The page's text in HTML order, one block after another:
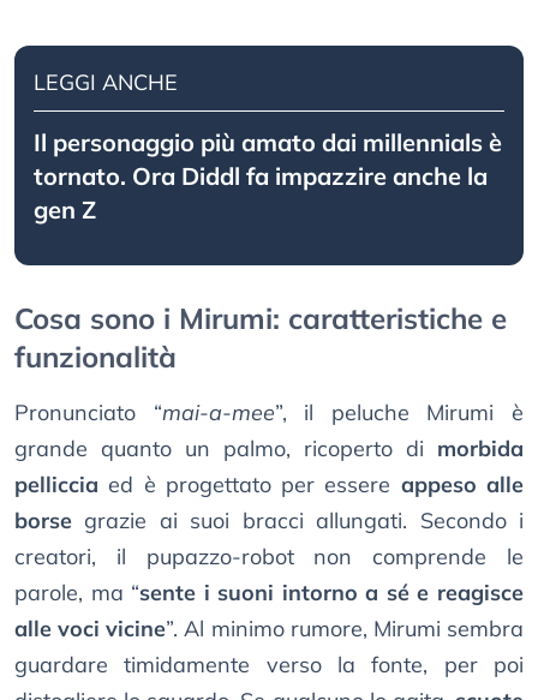
LEGGI ANCHE
Il personaggio più amato dai millennials è
tornato. Ora Diddl fa impazzire anche la
gen Z
Cosa sono i Mirumi: caratteristiche e
funzionalità
Pronunciato “mai-a-mee”, il peluche Mirumi è
grande quanto un palmo, ricoperto di morbida
pelliccia ed è progettato per essere appeso alle
borse grazie ai suoi bracci allungati. Secondo i
creatori, il pupazzo-robot non comprende le
parole, ma “sente i suoni intorno a sé e reagisce
alle voci vicine”. Al minimo rumore, Mirumi sembra
guardare timidamente verso la fonte, per poi